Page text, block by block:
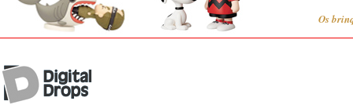
Os